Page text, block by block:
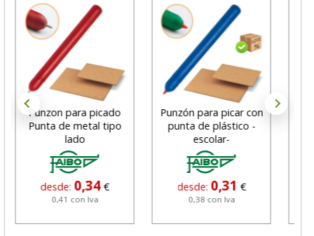
Punzon para picado
Punta de metal tipo
lado
desde: 0,34 €
0,41 con Iva
Punzón para picar con
punta de plástico -
escolar-
desde: 0,31 €
0,38 con Iva